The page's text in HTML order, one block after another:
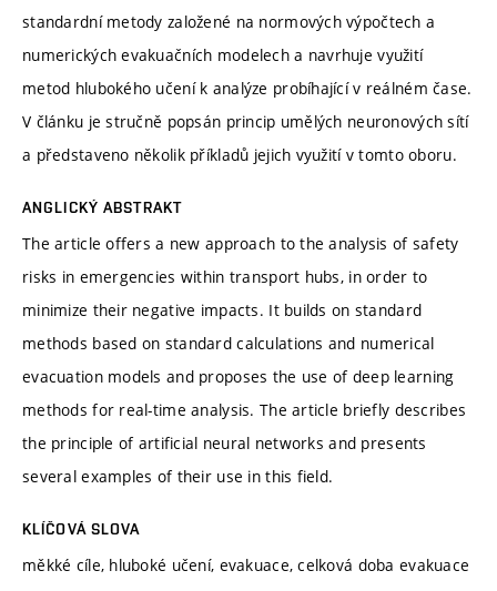
standardní metody založené na normových výpočtech a
numerických evakuačních modelech a navrhuje využití
metod hlubokého učení k analýze probíhající v reálném čase.
V článku je stručně popsán princip umělých neuronových sítí
a představeno několik příkladů jejich využití v tomto oboru.
ANGLICKÝ ABSTRAKT
The article offers a new approach to the analysis of safety
risks in emergencies within transport hubs, in order to
minimize their negative impacts. It builds on standard
methods based on standard calculations and numerical
evacuation models and proposes the use of deep learning
methods for real-time analysis. The article briefly describes
the principle of artificial neural networks and presents
several examples of their use in this field.
KLÍČOVÁ SLOVA
měkké cíle, hluboké učení, evakuace, celková doba evakuace